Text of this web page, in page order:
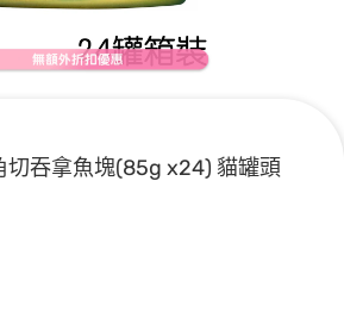
切吞拿魚塊(85g x24) 貓罐頭